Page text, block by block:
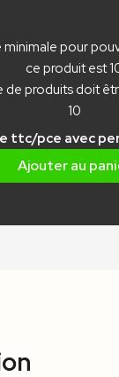
minimale pour
ce produit est
de produits doit
10
ttc/pce avec
Ajouter au